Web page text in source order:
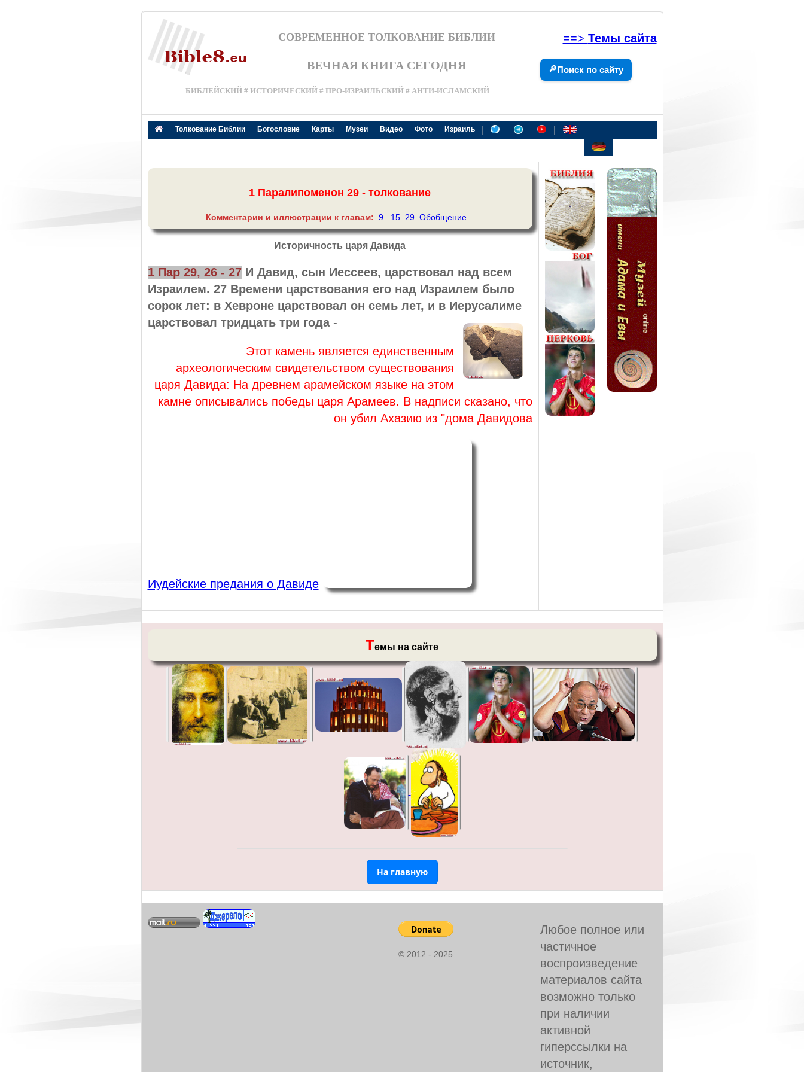
СОВРЕМЕННОЕ ТОЛКОВАНИЕ БИБЛИИ
ВЕЧНАЯ КНИГА СЕГОДНЯ
БИБЛЕЙСКИЙ # ИСТОРИЧЕСКИЙ # ПРО-ИЗРАИЛЬСКИЙ # АНТИ-ИСЛАМСКИЙ
==> Темы сайта
🔎Поиск по сайту
Толкование Библии Богословие Карты Музеи Видео Фото Израиль | |
1 Паралипоменон 29 - толкование
Комментарии и иллюстрации к главам: 9 15 29 Обобщение
Историчность царя Давида
1 Пар 29, 26 - 27 И Давид, сын Иессеев, царствовал над всем
Израилем. 27 Времени царствования его над Израилем было
сорок лет: в Хевроне царствовал он семь лет, и в Иерусалиме
царствовал тридцать три года-
Этот камень является единственным
археологическим свидетельством существования
царя Давида: На древнем арамейском языке на этом
камне описывались победы царя Арамеев. В надписи сказано, что
он убил Ахазию из "дома Давидова
Иудейские предания о Давиде
Темы на сайте
На главную
© 2012 - 2025
Любое полное или
частичное
воспроизведение
материалов сайта
возможно только
при наличии
активной
гиперссылки на
источник,